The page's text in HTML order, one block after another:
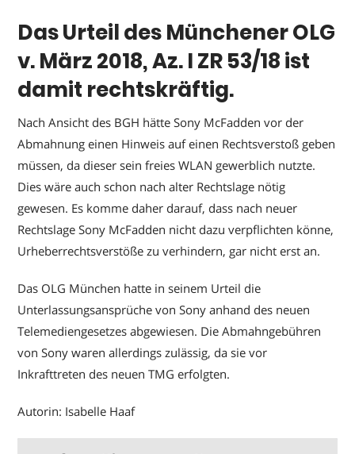
Das Urteil des Münchener OLG
v. März 2018, Az. I ZR 53/18 ist
damit rechtskräftig.
Nach Ansicht des BGH hätte Sony McFadden vor der
Abmahnung einen Hinweis auf einen Rechtsverstoß geben
müssen, da dieser sein freies WLAN gewerblich nutzte.
Dies wäre auch schon nach alter Rechtslage nötig
gewesen. Es komme daher darauf, dass nach neuer
Rechtslage Sony McFadden nicht dazu verpflichten könne,
Urheberrechtsverstöße zu verhindern, gar nicht erst an.
Das OLG München hatte in seinem Urteil die
Unterlassungsansprüche von Sony anhand des neuen
Telemediengesetzes abgewiesen. Die Abmahngebühren
von Sony waren allerdings zulässig, da sie vor
Inkrafttreten des neuen TMG erfolgten.
Autorin: Isabelle Haaf